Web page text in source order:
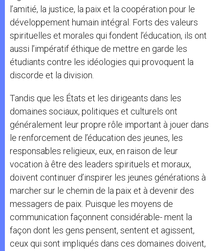
l’amitié, la justice, la paix et la coopération pour le
développement humain intégral. Forts des valeurs
spirituelles et morales qui fondent l’éducation, ils ont
aussi l’impératif éthique de mettre en garde les
étudiants contre les idéologies qui provoquent la
discorde et la division.
Tandis que les États et les dirigeants dans les
domaines sociaux, politiques et culturels ont
généralement leur propre rôle important à jouer dans
le renforcement de l’éducation des jeunes, les
responsables religieux, eux, en raison de leur
vocation à être des leaders spirituels et moraux,
doivent continuer d’inspirer les jeunes générations à
marcher sur le chemin de la paix et à devenir des
messagers de paix. Puisque les moyens de
communication façonnent considérable- ment la
façon dont les gens pensent, sentent et agissent,
ceux qui sont impliqués dans ces domaines doivent,